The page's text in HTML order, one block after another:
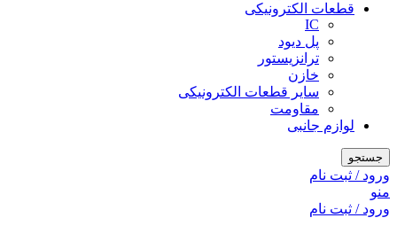
قطعات الکترونیکی
IC
پل دیود
ترانزیستور
خازن
سایر قطعات الکترونیکی
مقاومت
لوازم جانبی
جستجو
ورود / ثبت نام
منو
ورود / ثبت نام